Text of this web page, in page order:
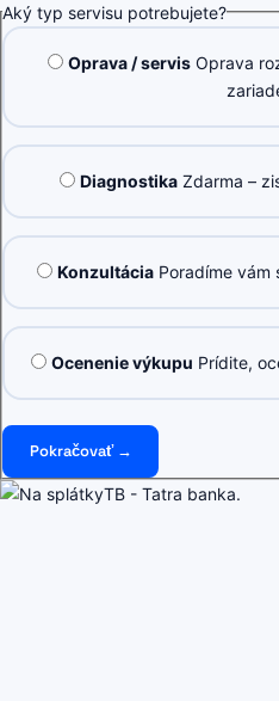
Aký typ servisu potrebujete?
Oprava / servis Oprava
Diagnostika Zdarma –
Konzultácia Poradíme vám
Ocenenie výkupu Prídite,
Pokračovať →